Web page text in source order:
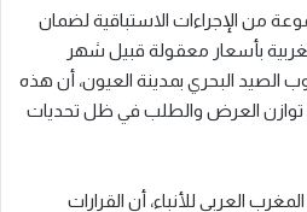
من الإجراءات الاستباقية لضمان
بأسعار معقولة قبيل شهر
الصيد البحري بمدينة العيون، أن هذه
توازن العرض والطلب في ظل تحديات
العربي للأنباء، أن القرارات